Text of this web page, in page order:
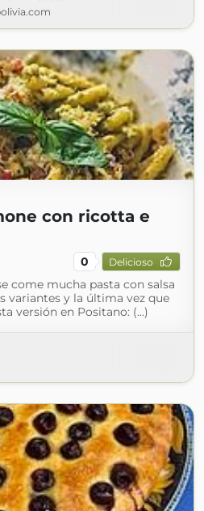
con ricotta e
0 Delicioso
come mucha pasta con salsa
variantes y la última vez que
versión en Positano: (...)